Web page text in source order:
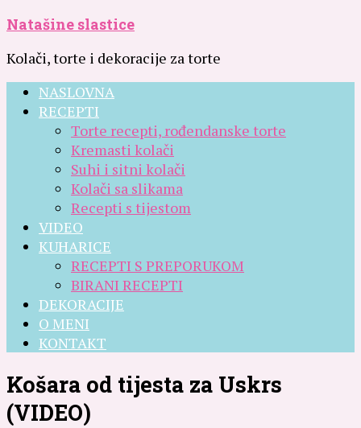
Natašine slastice
Kolači, torte i dekoracije za torte
NASLOVNA
RECEPTI
Torte recepti, rođendanske torte
Kremasti kolači
Suhi i sitni kolači
Kolači sa slikama
Recepti s tijestom
VIDEO
KUHARICE
RECEPTI S PREPORUKOM
BIRANI RECEPTI
DEKORACIJE
O MENI
KONTAKT
Košara od tijesta za Uskrs
(VIDEO)